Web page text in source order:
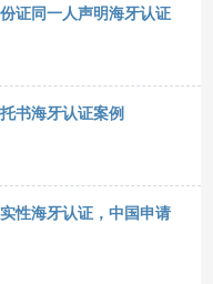
证同一人声明海牙认证
书海牙认证案例
性海牙认证，中国申请